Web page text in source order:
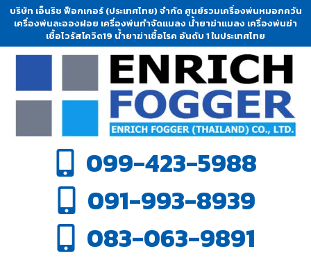
บริษัท เอ็นริช ฟ็อกเกอร์ (ประเทศไทย) จำกัด ศูนย์รวมเครื่องพ่นหมอกควัน
เครื่องพ่นละอองฝอย เครื่องพ่นกำจัดแมลง น้ำยาฆ่าแมลง เครื่องพ่นฆ่า
เชื้อไวรัสโควิด19 น้ำยาฆ่าเชื้อโรค อันดับ 1 ในประเทศไทย
099-423-5988
091-993-8939
083-063-9891